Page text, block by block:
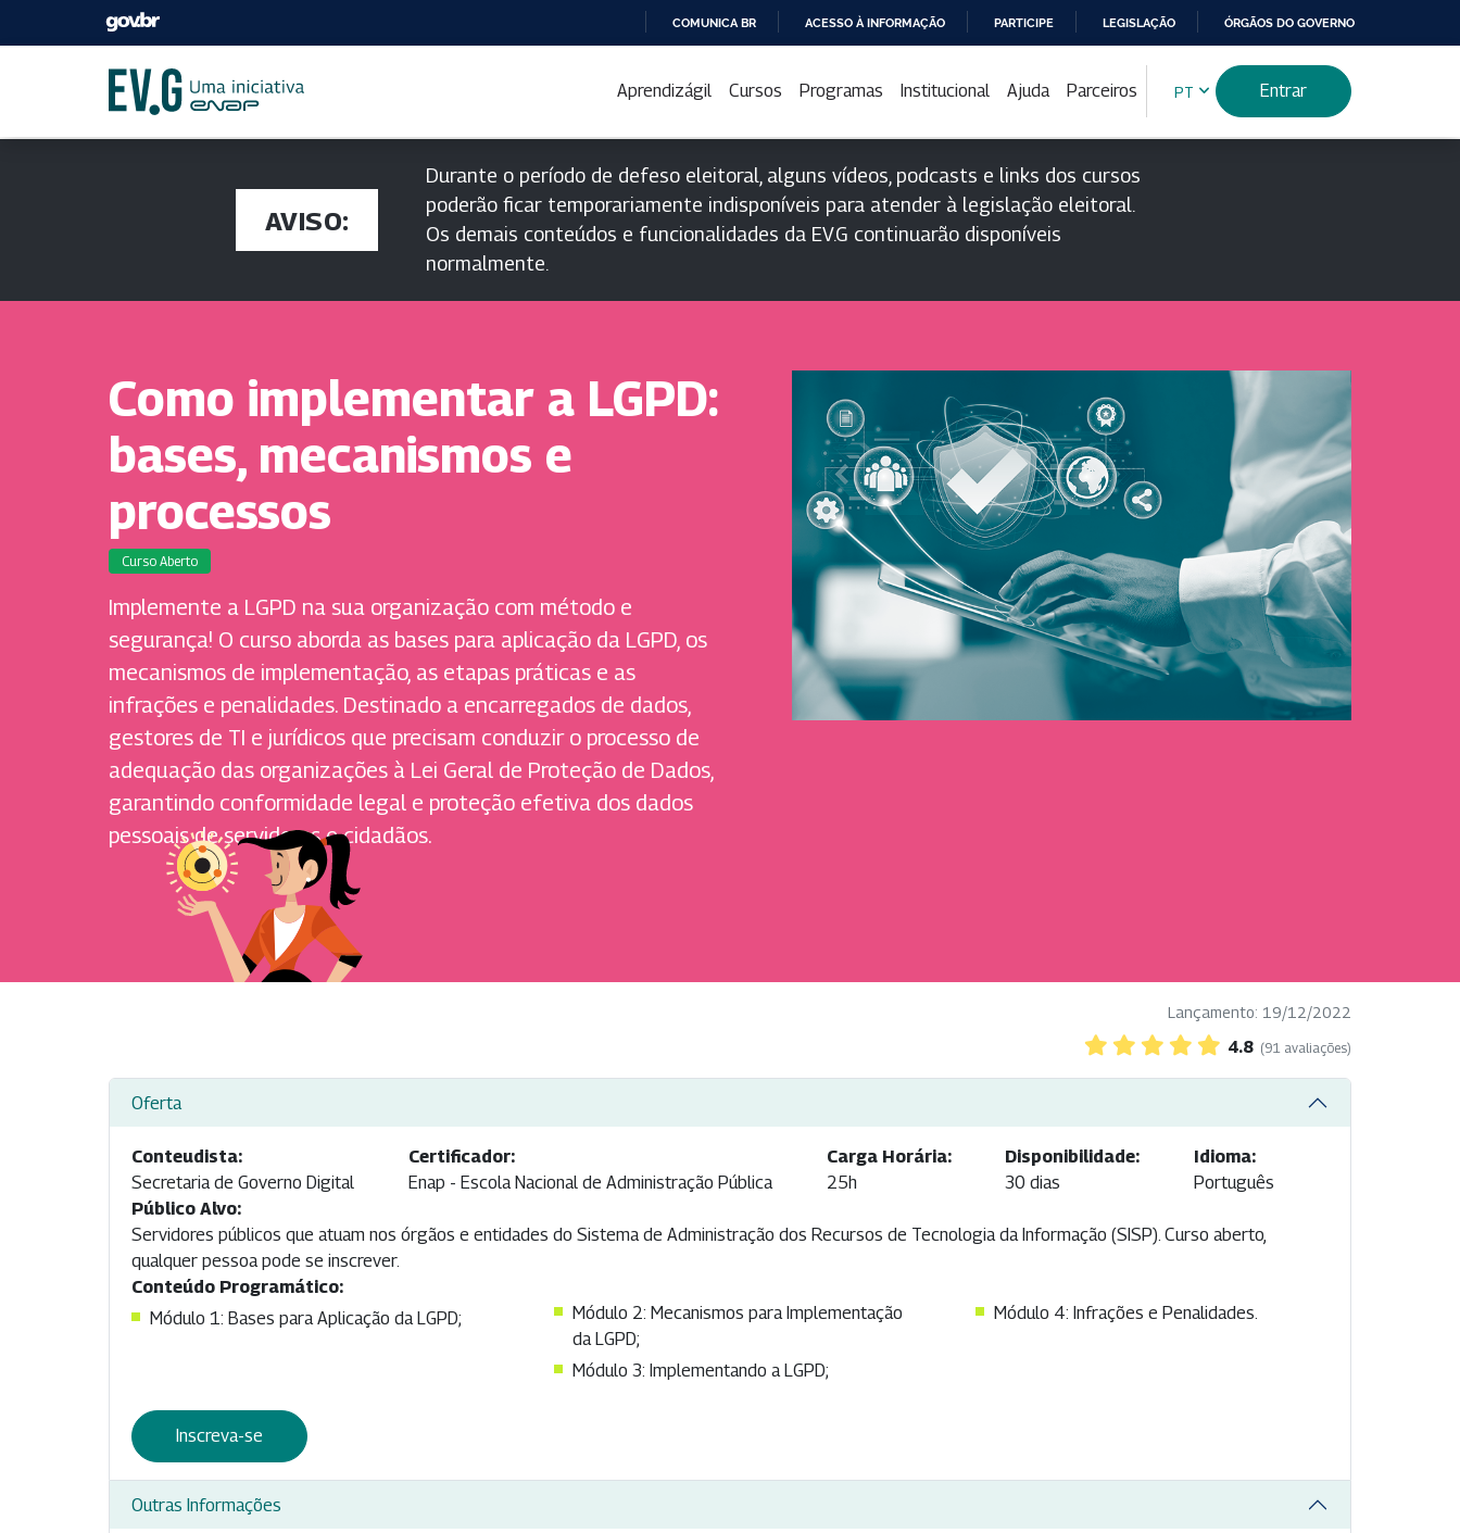
PARA
CONTEÚDO
COMUNICA BR ACESSO À INFORMAÇÃO PARTICIPE LEGISLAÇÃO ÓRGÃOS DO GOVERNO
Aprendizágil Cursos Programas Institucional Ajuda Parceiros PT Entrar
AVISO:
Durante o período de defeso eleitoral, alguns vídeos, podcasts e links dos cursos
poderão ficar temporariamente indisponíveis para atender à legislação eleitoral.
Os demais conteúdos e funcionalidades da EV.G continuarão disponíveis
normalmente.
Como implementar a LGPD:
bases, mecanismos e
processos
Curso Aberto
Implemente a LGPD na sua organização com método e
segurança! O curso aborda as bases para aplicação da LGPD, os
mecanismos de implementação, as etapas práticas e as
infrações e penalidades. Destinado a encarregados de dados,
gestores de TI e jurídicos que precisam conduzir o processo de
adequação das organizações à Lei Geral de Proteção de Dados,
garantindo conformidade legal e proteção efetiva dos dados
pessoais de servidores e cidadãos.
Lançamento: 19/12/2022
4.8 (91 avaliações)
Oferta
Conteudista:
Secretaria de Governo Digital
Certificador:
Enap - Escola Nacional de Administração Pública
Carga Horária:
25h
Disponibilidade:
30 dias
Idioma:
Português
Público Alvo:
Servidores públicos que atuam nos órgãos e entidades do Sistema de Administração dos Recursos de Tecnologia da Informação (SISP). Curso aberto,
qualquer pessoa pode se inscrever.
Conteúdo Programático:
Módulo 1: Bases para Aplicação da LGPD;
Módulo 2: Mecanismos para Implementação
da LGPD;
Módulo 3: Implementando a LGPD;
Módulo 4: Infrações e Penalidades.
Inscreva-se
Outras Informações